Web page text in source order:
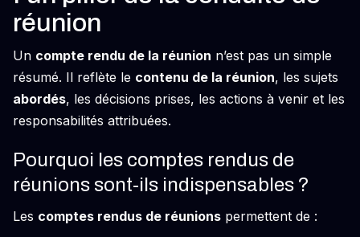
réunion
Un compte rendu de la réunion n’est pas un simple
résumé. Il reflète le contenu de la réunion, les sujets
abordés, les décisions prises, les actions à venir et les
responsabilités attribuées.
Pourquoi les comptes rendus de
réunions sont-ils indispensables ?
Les comptes rendus de réunions permettent de :